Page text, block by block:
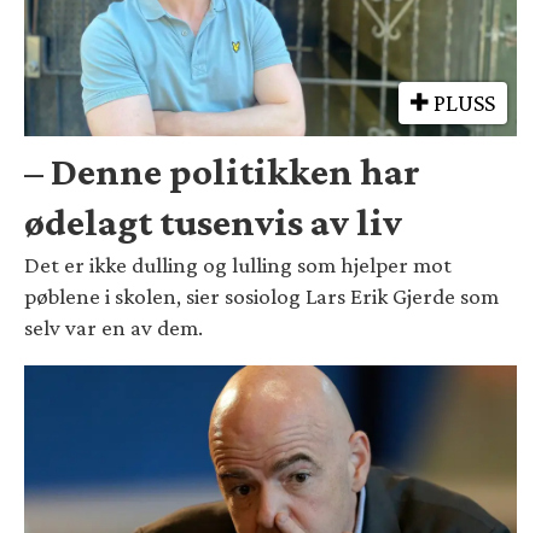
PLUSS
– Denne politikken har
ødelagt tusenvis av liv
Det er ikke dulling og lulling som hjelper mot
pøblene i skolen, sier sosiolog Lars Erik Gjerde som
selv var en av dem.